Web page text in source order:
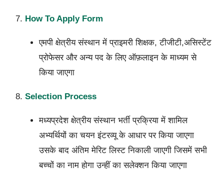
How To Apply Form
एमपी क्षेत्रीय संस्थान में प्राइमरी शिक्षक, टीजीटी,असिस्टेंट
प्रोफेसर और अन्य पद के लिए ऑफ़लाइन के माध्यम से
किया जाएगा
Selection Process
मध्यप्रदेश क्षेत्रीय संस्थान भर्ती प्रक्रिया में शामिल
अभ्यर्थियों का चयन इंटरव्यू के आधार पर किया जाएगा
उसके बाद अंतिम मेरिट लिस्ट निकाली जाएगी जिसमें सभी
बच्चों का नाम होगा उन्हीं का सलेक्शन किया जाएगा